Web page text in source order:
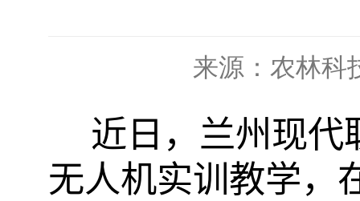
来源：农林科
近日，兰州现代
无人机实训教学，